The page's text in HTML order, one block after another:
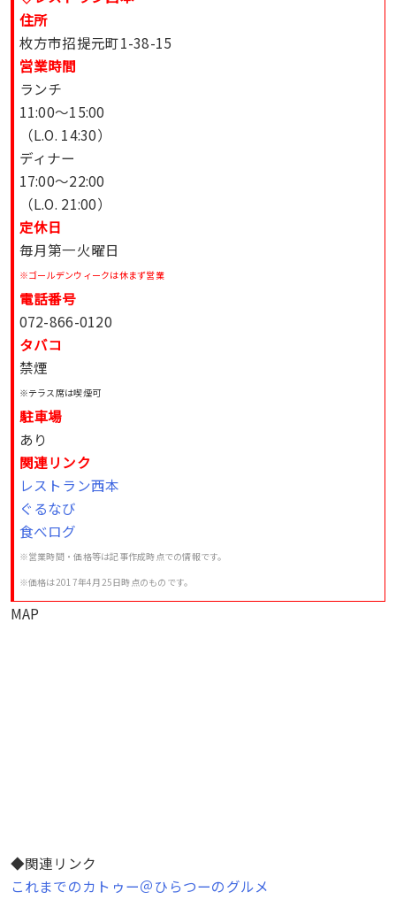
住所
枚方市招提元町1-38-15
営業時間
ランチ
11:00〜15:00
（L.O. 14:30）
ディナー
17:00〜22:00
（L.O. 21:00）
定休日
毎月第一火曜日
※ゴールデンウィークは休まず営業
電話番号
072-866-0120
タバコ
禁煙
※テラス席は喫煙可
駐車場
あり
関連リンク
レストラン西本
ぐるなび
食べログ
※営業時間・価格等は記事作成時点での情報です。
※価格は2017年4月25日時点のものです。
MAP
◆関連リンク
これまでのカトゥー＠ひらつーのグルメ